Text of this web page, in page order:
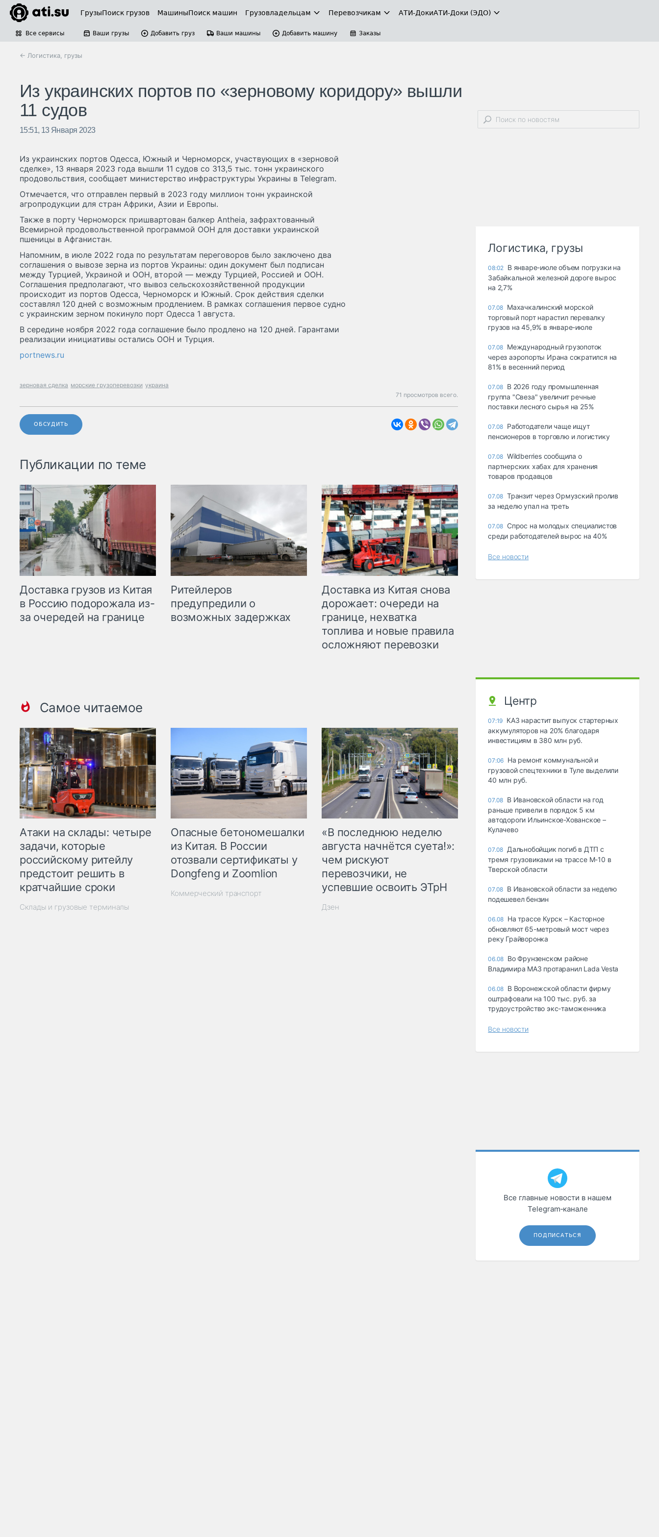
ГрузыПоиск грузов МашиныПоиск машин Грузовладельцам Перевозчикам АТИ-ДокиАТИ-Доки (ЭДО)
Все сервисы Ваши грузы Добавить груз Ваши машины Добавить машину Заказы
← Логистика, грузы
Из украинских портов по «зерновому коридору» вышли
11 судов
15:51, 13 Января 2023
Из украинских портов Одесса, Южный и Черноморск, участвующих в «зерновой
сделке», 13 января 2023 года вышли 11 судов со 313,5 тыс. тонн украинского
продовольствия, сообщает министерство инфраструктуры Украины в Telegram.
Отмечается, что отправлен первый в 2023 году миллион тонн украинской
агропродукции для стран Африки, Азии и Европы.
Также в порту Черноморск пришвартован балкер Antheia, зафрахтованный
Всемирной продовольственной программой ООН для доставки украинской
пшеницы в Афганистан.
Напомним, в июле 2022 года по результатам переговоров было заключено два
соглашения о вывозе зерна из портов Украины: один документ был подписан
между Турцией, Украиной и ООН, второй — между Турцией, Россией и ООН.
Соглашения предполагают, что вывоз сельскохозяйственной продукции
происходит из портов Одесса, Черноморск и Южный. Срок действия сделки
составлял 120 дней с возможным продлением. В рамках соглашения первое судно
с украинским зерном покинуло порт Одесса 1 августа.
В середине ноября 2022 года соглашение было продлено на 120 дней. Гарантами
реализации инициативы остались ООН и Турция.
portnews.ru
зерновая сделка морские грузоперевозки украина
71 просмотров всего.
ОБСУДИТЬ
Публикации по теме
Доставка грузов из Китая
в Россию подорожала из-
за очередей на границе
Ритейлеров
предупредили о
возможных задержках
Доставка из Китая снова
дорожает: очереди на
границе, нехватка
топлива и новые правила
осложняют перевозки
Самое читаемое
Атаки на склады: четыре
задачи, которые
российскому ритейлу
предстоит решить в
кратчайшие сроки
Склады и грузовые терминалы
Опасные бетономешалки
из Китая. В России
отозвали сертификаты у
Dongfeng и Zoomlion
Коммерческий транспорт
«В последнюю неделю
августа начнётся суета!»:
чем рискуют
перевозчики, не
успевшие освоить ЭТрН
Дзен
Логистика, грузы
08:02 В январе-июле объем погрузки на
Забайкальной железной дороге вырос
на 2,7%
07.08 Махачкалинский морской
торговый порт нарастил перевалку
грузов на 45,9% в январе-июле
07.08 Международный грузопоток
через аэропорты Ирана сократился на
81% в весенний период
07.08 В 2026 году промышленная
группа "Свеза" увеличит речные
поставки лесного сырья на 25%
07.08 Работодатели чаще ищут
пенсионеров в торговлю и логистику
07.08 Wildberries сообщила о
партнерских хабах для хранения
товаров продавцов
07.08 Транзит через Ормузский пролив
за неделю упал на треть
07.08 Спрос на молодых специалистов
среди работодателей вырос на 40%
Все новости
Центр
07:19 КАЗ нарастит выпуск стартерных
аккумуляторов на 20% благодаря
инвестициям в 380 млн руб.
07:06 На ремонт коммунальной и
грузовой спецтехники в Туле выделили
40 млн руб.
07.08 В Ивановской области на год
раньше привели в порядок 5 км
автодороги Ильинское-Хованское –
Кулачево
07.08 Дальнобойщик погиб в ДТП с
тремя грузовиками на трассе М-10 в
Тверской области
07.08 В Ивановской области за неделю
подешевел бензин
06.08 На трассе Курск – Касторное
обновляют 65-метровый мост через
реку Грайворонка
06.08 Во Фрунзенском районе
Владимира МАЗ протаранил Lada Vesta
06.08 В Воронежской области фирму
оштрафовали на 100 тыс. руб. за
трудоустройство экс-таможенника
Все новости
Все главные новости в нашем
Telegram‑канале
ПОДПИСАТЬСЯ